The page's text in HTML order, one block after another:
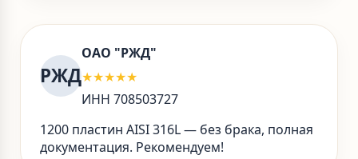
РЖД
ОАО "РЖД"
★★★★★
ИНН 708503727
1200 пластин AISI 316L — без брака, полная
документация. Рекомендуем!